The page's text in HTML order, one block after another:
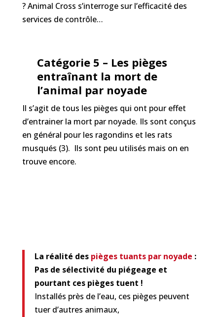
? Animal Cross s’interroge sur l’efficacité des
services de contrôle…
Catégorie 5 – Les pièges
entraînant la mort de
l’animal par noyade
Il s’agit de tous les pièges qui ont pour effet
d’entrainer la mort par noyade. Ils sont conçus
en général pour les ragondins et les rats
musqués (3). Ils sont peu utilisés mais on en
trouve encore.
La réalité des pièges tuants par noyade :
Pas de sélectivité du piégeage et
pourtant ces pièges tuent !
Installés près de l’eau, ces pièges peuvent
tuer d’autres animaux,